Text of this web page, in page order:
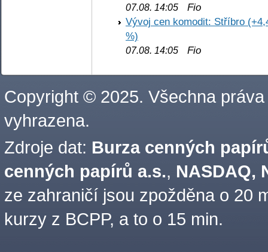
07.08. 14:05 Fio
Vývoj cen komodit: Stříbro
%)
07.08. 14:05 Fio
Copyright © 2025. Všechna práva
vyhrazena.
Zdroje dat: Burza cenných
cenných papírů a.s., NASDAQ,
ze zahraničí jsou zpožděna o 20
kurzy z BCPP, a to o 15 min.